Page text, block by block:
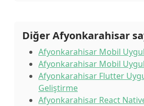
Diğer Afyonkarahisar
Afyonkarahisar Mobil
Afyonkarahisar Mobil
Afyonkarahisar Flutter
Geliştirme
Afyonkarahisar React